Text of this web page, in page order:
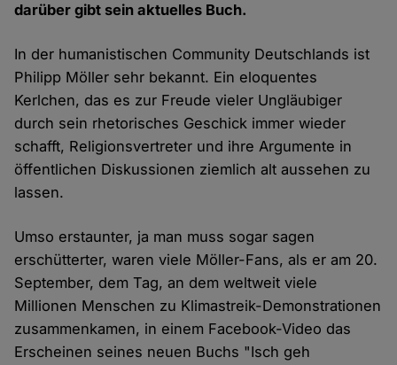
darüber gibt sein aktuelles Buch.
In der humanistischen Community Deutschlands ist
Philipp Möller sehr bekannt. Ein eloquentes
Kerlchen, das es zur Freude vieler Ungläubiger
durch sein rhetorisches Geschick immer wieder
schafft, Religionsvertreter und ihre Argumente in
öffentlichen Diskussionen ziemlich alt aussehen zu
lassen.
Umso erstaunter, ja man muss sogar sagen
erschütterter, waren viele Möller-Fans, als er am 20.
September, dem Tag, an dem weltweit viele
Millionen Menschen zu Klimastreik-Demonstrationen
zusammenkamen, in einem Facebook-Video das
Erscheinen seines neuen Buchs "Isch geh